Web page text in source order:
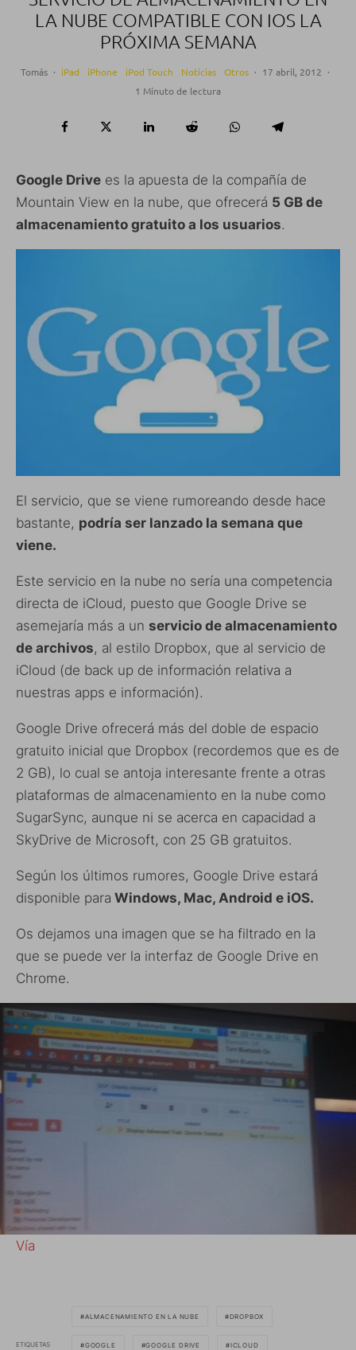
LA NUBE COMPATIBLE CON IOS LA
PRÓXIMA SEMANA
Tomás · iPad iPhone iPod Touch Noticias Otros · 17 abril, 2012 ·
1 Minuto de lectura
Google Drive es la apuesta de la compañía de
Mountain View en la nube, que ofrecerá 5 GB de
almacenamiento gratuito a los usuarios.
El servicio, que se viene rumoreando desde hace
bastante, podría ser lanzado la semana que
viene.
Este servicio en la nube no sería una competencia
directa de iCloud, puesto que Google Drive se
asemejaría más a un servicio de almacenamiento
de archivos, al estilo Dropbox, que al servicio de
iCloud (de back up de información relativa a
nuestras apps e información).
Google Drive ofrecerá más del doble de espacio
gratuito inicial que Dropbox (recordemos que es de
2 GB), lo cual se antoja interesante frente a otras
plataformas de almacenamiento en la nube como
SugarSync, aunque ni se acerca en capacidad a
SkyDrive de Microsoft, con 25 GB gratuitos.
Según los últimos rumores, Google Drive estará
disponible para Windows, Mac, Android e iOS.
Os dejamos una imagen que se ha filtrado en la
que se puede ver la interfaz de Google Drive en
Chrome.
Vía
ETIQUETAS
ALMACENAMIENTO EN LA NUBE DROPBOX
GOOGLE GOOGLE DRIVE ICLOUD